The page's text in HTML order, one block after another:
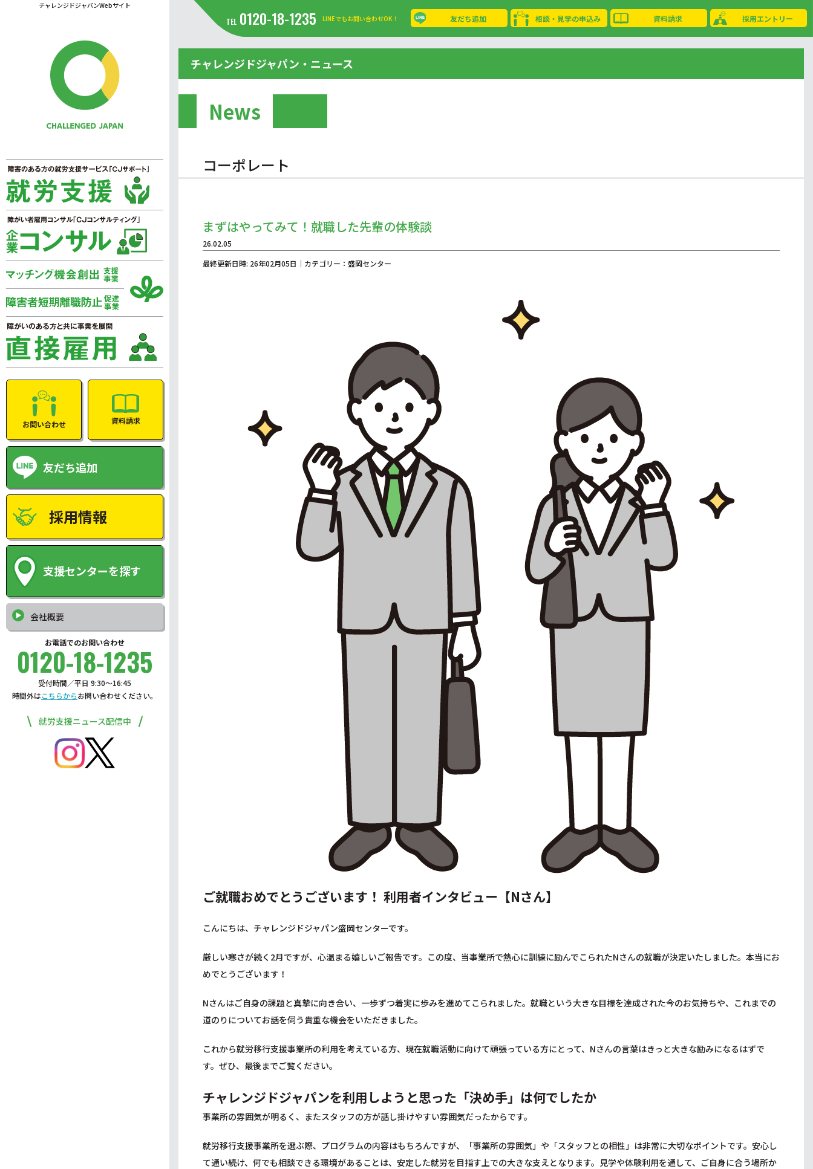
チャレンジドジャパンWebサイト
お問い合わせ 資料請求
友だち追加
採用情報
支援センターを探す
会社概要
お電話でのお問い合わせ
0120-18-1235
受付時間／平日 9:30〜16:45
時間外はこちらからお問い合わせください。
就労支援ニュース配信中
TEL 0120-18-1235 LINEでもお問い合わせOK！ 友だち追加 相談・見学の申込み 資料請求 採用エントリー
チャレンジドジャパン・ニュース
News
コーポレート
まずはやってみて！就職した先輩の体験談
26.02.05
最終更新日時: 26年02月05日｜カテゴリー：盛岡センター
ご就職おめでとうございます！ 利用者インタビュー【Nさん】
こんにちは、チャレンジドジャパン盛岡センターです。
厳しい寒さが続く2月ですが、心温まる嬉しいご報告です。この度、当事業所で熱心に訓練に励んでこられたNさんの就職が決定いたしました。本当にお
めでとうございます！
Nさんはご自身の課題と真摯に向き合い、一歩ずつ着実に歩みを進めてこられました。就職という大きな目標を達成された今のお気持ちや、これまでの
道のりについてお話を伺う貴重な機会をいただきました。
これから就労移行支援事業所の利用を考えている方、現在就職活動に向けて頑張っている方にとって、Nさんの言葉はきっと大きな励みになるはずで
す。ぜひ、最後までご覧ください。
チャレンジドジャパンを利用しようと思った「決め手」は何でしたか
事業所の雰囲気が明るく、またスタッフの方が話し掛けやすい雰囲気だったからです。
就労移行支援事業所を選ぶ際、プログラムの内容はもちろんですが、「事業所の雰囲気」や「スタッフとの相性」は非常に大切なポイントです。安心し
て通い続け、何でも相談できる環境があることは、安定した就労を目指す上での大きな支えとなります。見学や体験利用を通して、ご自身に合う場所か